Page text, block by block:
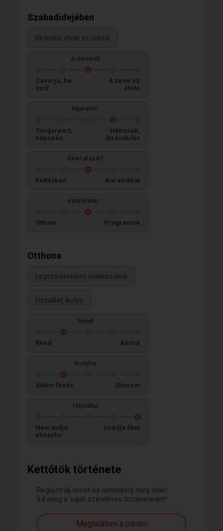
Kettőtök története
Regisztrálj most és ismerkedj meg vele!
Írd meg a saját szerelmes történetedet!
Megtalálom a párom
Szabadidejében
Kirándul, olvas és utazik
A zenéről
Zavarja, ha
szól
A zene az
élete
Nyaralás:
Tengerpart,
napozás
Hátizsák,
kirándulás
Kivel utazik?
Kettesben Barátokkal
Esténként...
Otthon Programok
Otthona
Legszívesebben vidéken élne
Háziállat: kutya
Rend
Rend Káosz
Konyha
Sütés-főzés Étterem
Háziállat
Nem tudja
elviselni
Imádja őket